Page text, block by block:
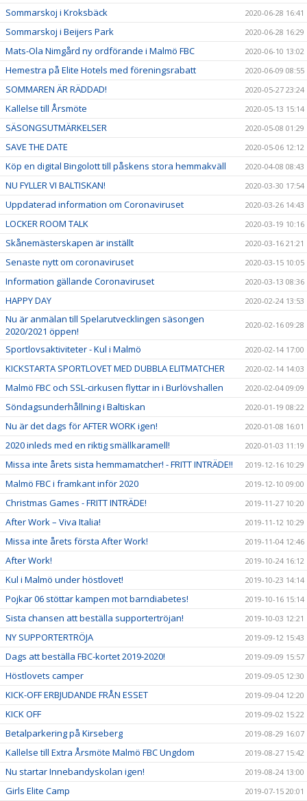
Sommarskoj i Kroksbäck 2020-06-28 16:41
Sommarskoj i Beijers Park 2020-06-28 16:29
Mats-Ola Nimgård ny ordförande i Malmö FBC 2020-06-10 13:02
Hemestra på Elite Hotels med föreningsrabatt 2020-06-09 08:55
SOMMAREN ÄR RÄDDAD! 2020-05-27 23:24
Kallelse till Årsmöte 2020-05-13 15:14
SÄSONGSUTMÄRKELSER 2020-05-08 01:29
SAVE THE DATE 2020-05-06 12:12
Köp en digital Bingolott till påskens stora hemmakväll 2020-04-08 08:43
NU FYLLER VI BALTISKAN! 2020-03-30 17:54
Uppdaterad information om Coronaviruset 2020-03-26 14:43
LOCKER ROOM TALK 2020-03-19 10:16
Skånemästerskapen är inställt 2020-03-16 21:21
Senaste nytt om coronaviruset 2020-03-15 10:05
Information gällande Coronaviruset 2020-03-13 08:36
HAPPY DAY 2020-02-24 13:53
Nu är anmälan till Spelarutvecklingen säsongen
2020/2021 öppen!
2020-02-16 09:28
Sportlovsaktiviteter - Kul i Malmö 2020-02-14 17:00
KICKSTARTA SPORTLOVET MED DUBBLA ELITMATCHER 2020-02-14 14:03
Malmö FBC och SSL-cirkusen flyttar in i Burlövshallen 2020-02-04 09:09
Söndagsunderhållning i Baltiskan 2020-01-19 08:22
Nu är det dags för AFTER WORK igen! 2020-01-08 16:01
2020 inleds med en riktig smällkaramell! 2020-01-03 11:19
Missa inte årets sista hemmamatcher! - FRITT INTRÄDE!! 2019-12-16 10:29
Malmö FBC i framkant inför 2020 2019-12-10 09:00
Christmas Games - FRITT INTRÄDE! 2019-11-27 10:20
After Work – Viva Italia! 2019-11-12 10:29
Missa inte årets första After Work! 2019-11-04 12:46
After Work! 2019-10-24 16:12
Kul i Malmö under höstlovet! 2019-10-23 14:14
Pojkar 06 stöttar kampen mot barndiabetes! 2019-10-16 15:14
Sista chansen att beställa supportertröjan! 2019-10-03 12:21
NY SUPPORTERTRÖJA 2019-09-12 15:43
Dags att beställa FBC-kortet 2019-2020! 2019-09-09 15:57
Höstlovets camper 2019-09-05 12:30
KICK-OFF ERBJUDANDE FRÅN ESSET 2019-09-04 12:20
KICK OFF 2019-09-02 15:22
Betalparkering på Kirseberg 2019-08-29 16:07
Kallelse till Extra Årsmöte Malmö FBC Ungdom 2019-08-27 15:42
Nu startar Innebandyskolan igen! 2019-08-24 13:00
Girls Elite Camp 2019-07-15 20:01